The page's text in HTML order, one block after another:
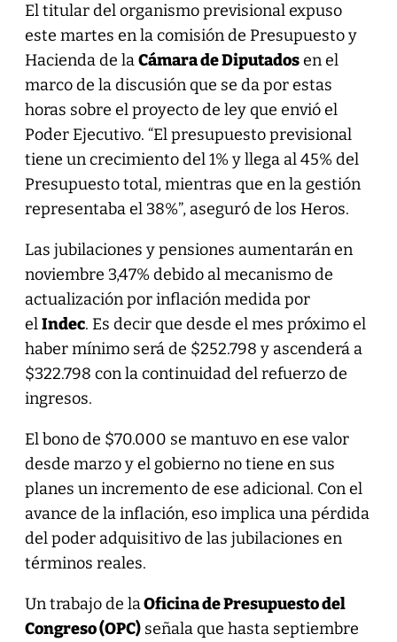
El titular del organismo previsional expuso
este martes en la comisión de Presupuesto y
Hacienda de laCámara de Diputadosen el
marco de la discusión que se da por estas
horas sobre el proyecto de ley que envió el
Poder Ejecutivo. “El presupuesto previsional
tiene un crecimiento del 1% y llega al 45% del
Presupuesto total, mientras que en la gestión
representaba el 38%”, aseguró de los Heros.
Las jubilaciones y pensiones aumentarán en
noviembre 3,47% debido al mecanismo de
actualización por inflación medida por
elIndec. Es decir que desde el mes próximo el
haber mínimo será de $252.798 y ascenderá a
$322.798 con la continuidad del refuerzo de
ingresos.
El bono de $70.000 se mantuvo en ese valor
desde marzo y el gobierno no tiene en sus
planes un incremento de ese adicional. Con el
avance de la inflación, eso implica una pérdida
del poder adquisitivo de las jubilaciones en
términos reales.
Un trabajo de laOficina de Presupuesto del
Congreso (OPC)señala que hasta septiembre